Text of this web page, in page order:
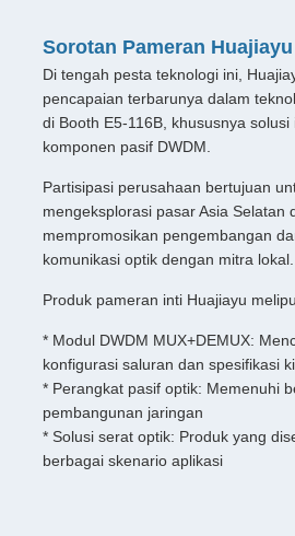
Sorotan Pameran Huajiayu
Di tengah pesta teknologi ini,
pencapaian terbarunya dalam
di Booth E5-116B, khususnya
komponen pasif DWDM.
Partisipasi perusahaan bertujuan
mengeksplorasi pasar Asia Selatan
mempromosikan pengembangan
komunikasi optik dengan mitra lokal.
Produk pameran inti Huajiayu
* Modul DWDM MUX+DEMUX:
konfigurasi saluran dan spesifikasi
* Perangkat pasif optik: Memenuhi
pembangunan jaringan
* Solusi serat optik: Produk yang
berbagai skenario aplikasi